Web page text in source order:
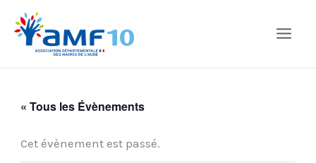
contenu
« Tous les Évènements
Cet évènement est passé.